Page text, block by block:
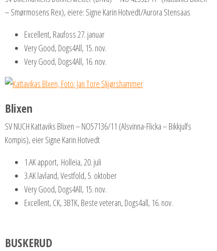
– Smørmosens Rex), eiere: Signe Karin Hotvedt/Aurora Stensaas
Excellent, Raufoss 27. januar
Very Good, Dogs4All, 15. nov.
Very Good, Dogs4All, 16. nov.
Blixen
SV NUCH Kattaviks Blixen – NO57136/11 (Alsvinna-Flicka – Bikkjulfs
Kompis), eier Signe Karin Hotvedt
1.AK apport, Holleia, 20. juli
3.AK lavland, Vestfold, 5. oktober
Very Good, Dogs4All, 15. nov.
Excellent, CK, 3BTK, Beste veteran, Dogs4all, 16. nov.
BUSKERUD